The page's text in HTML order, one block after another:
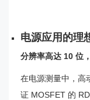
电源应用的理
分辨率高达 10 位
在电源测量中，高
证 MOSFET 的